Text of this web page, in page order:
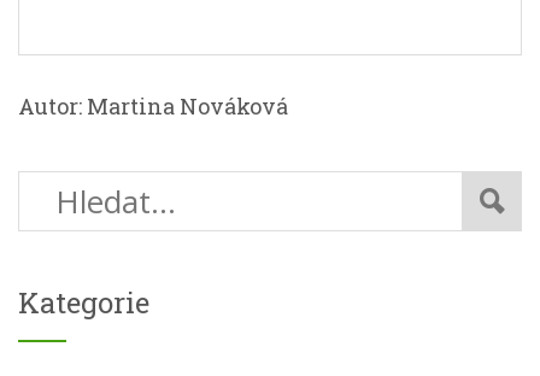
Autor: Martina Nováková
Kategorie